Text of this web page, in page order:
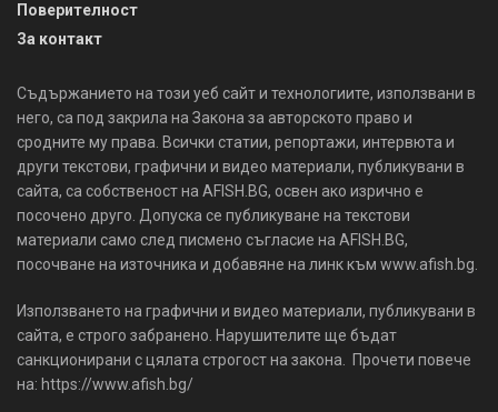
Поверителност
За контакт
Съдържанието на този уеб сайт и технологиите, използвани в
него, са под закрила на Закона за авторското право и
сродните му права. Всички статии, репортажи, интервюта и
други текстови, графични и видео материали, публикувани в
сайта, са собственост на AFISH.BG, освен ако изрично е
посочено друго. Допуска се публикуване на текстови
материали само след писмено съгласие на AFISH.BG,
посочване на източника и добавяне на линк към www.afish.bg.
Използването на графични и видео материали, публикувани в
сайта, е строго забранено. Нарушителите ще бъдат
санкционирани с цялата строгост на закона. Прочети повече
на: https://www.afish.bg/